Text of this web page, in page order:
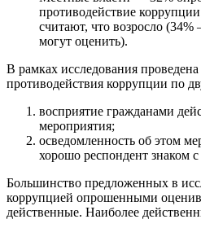
противодействие
считают, что возросло
могут оценить).
В рамках исследования
противодействия коррупции по
восприятие гражданами
мероприятия;
осведомленность об этом
хорошо респондент знаком
Большинство предложенных в
коррупцией опрошенными
действенные. Наиболее